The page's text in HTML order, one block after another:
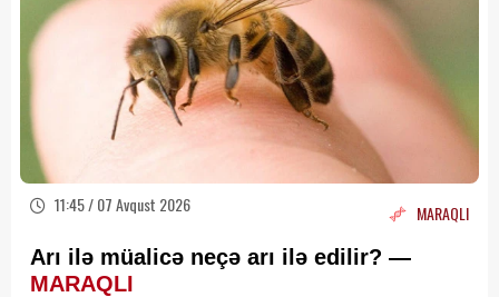
11:45 / 07 Avqust 2026 MARAQLI
Arı ilə müalicə neçə arı ilə edilir? —
MARAQLI